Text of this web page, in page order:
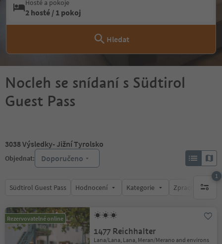
Hosté a pokoje
2 hosté / 1 pokoj
Hledat
Nocleh se snídaní s Südtirol
Guest Pass
3038Výsledky- Jižní Tyrolsko
Objednat: Doporučeno
Südtirol Guest Pass Hodnocení Kategorie Zpracovává
1
1
Rezervovatelné online
1477 Reichhalter
Lana/Lana, Lana, Meran/Merano and environs